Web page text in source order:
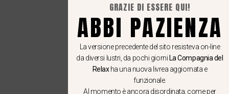
GRAZIE DI ESSERE QUI!
ABBI PAZIENZA
La versione precedente del sito resisteva on-line
da diversi lustri, da pochi giorni La Compagnia del
Relaxha una nuova livrea aggiornata e
funzionale.
Al momento è ancora disordinata, come per